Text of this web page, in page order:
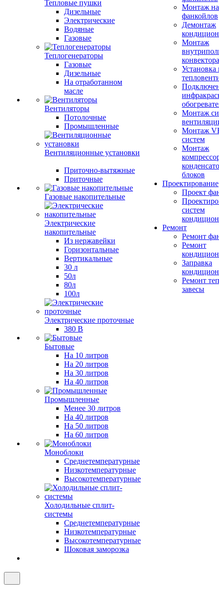
Тепловые пушки
Дизельные
Электрические
Водяные
Газовые
Теплогенераторы
Газовые
Дизельные
На отработанном
масле
Вентиляторы
Потолочные
Промышленные
Вентиляционные установки
Приточно-вытяжные
Приточные
Газовые накопительные
Электрические
накопительные
Из нержавейки
Горизонтальные
Вертикальные
30 л
50л
80л
100л
Электрические проточные
380 В
Бытовые
На 10 литров
На 20 литров
На 30 литров
На 40 литров
Промышленные
Менее 30 литров
На 40 литров
На 50 литров
На 60 литров
Моноблоки
Среднетемпературные
Низкотемпературные
Высокотемпературные
Холодильные сплит-
системы
Среднетемпературные
Низкотемпературные
Высокотемпературные
Шоковая заморозка
Монтаж
фанкойлов
Демонтаж
Монтаж
конвектора
Установка
Монтаж
Монтаж
систем
Монтаж
блоков
Проектирование
Проект
систем
Ремонт
Ремонт
Ремонт
Заправка
Ремонт
завесы